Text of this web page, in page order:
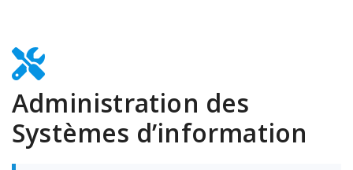
Administration des
Systèmes d’information